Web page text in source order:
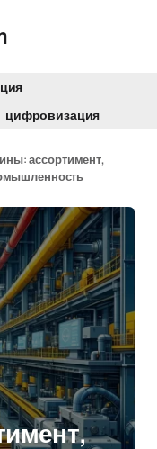
цифровизация
ассортимент,